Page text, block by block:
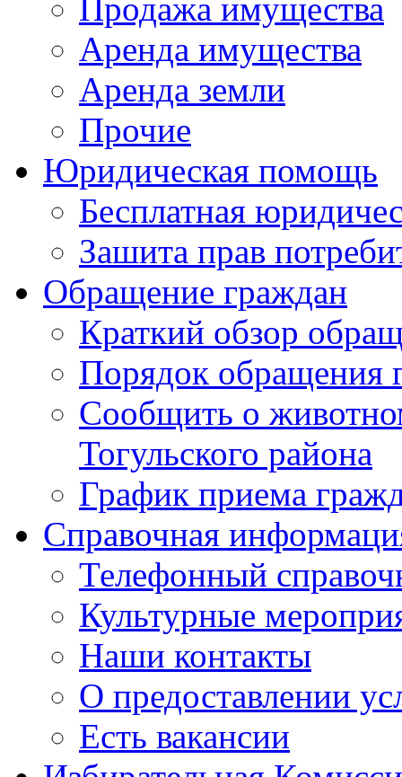
Продажа имущества
Аренда имущества
Аренда земли
Прочие
Юридическая помощь
Бесплатная
Зашита прав
Обращение граждан
Краткий обзор
Порядок обращения
Сообщить о
Тогульского района
График приема
Справочная
Телефонный
Культурные
Наши контакты
О предоставлении
Есть вакансии